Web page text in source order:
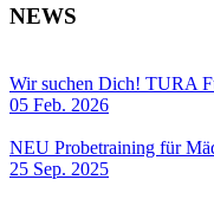
NEWS
Wir suchen Dich! TURA
05 Feb. 2026
NEU Probetraining für
25 Sep. 2025